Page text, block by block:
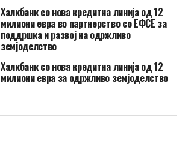
Халкбанк со нова кредитна линија од 12
милиони евра во партнерство со ЕФСЕ за
поддршка и развој на одржливо
земјоделство
Халкбанк со нова кредитна линија од 12
милиони евра за одржливо земјоделство